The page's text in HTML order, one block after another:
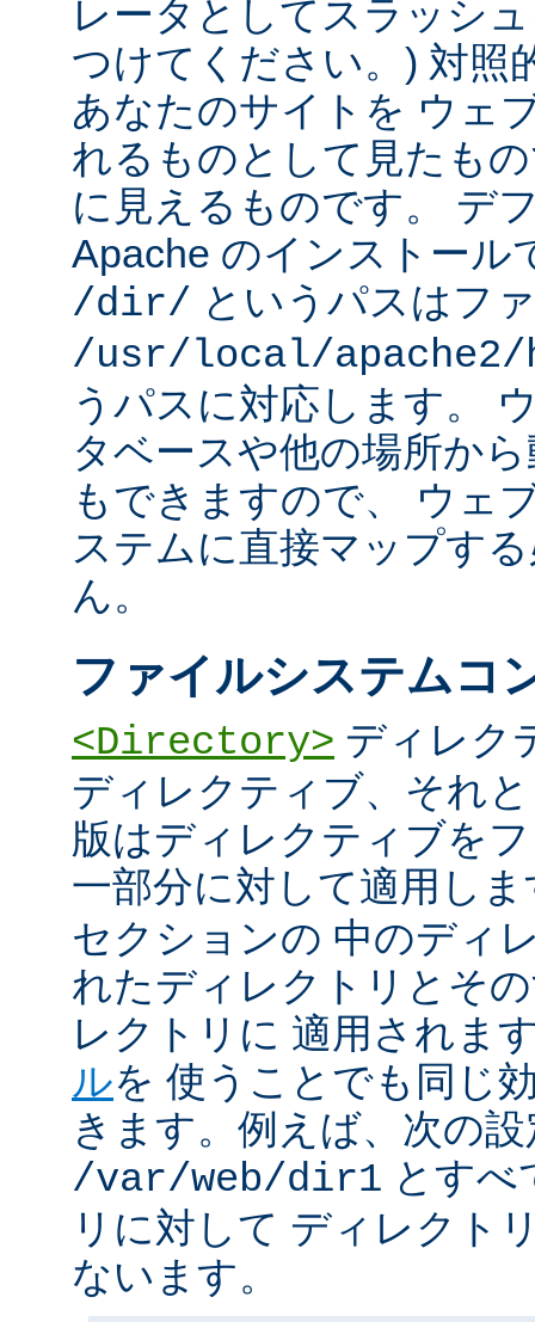
レータとしてスラッシ
つけてください。) 対照
あなたのサイトを ウェ
れるものとして見たも
に見えるものです。 デ
Apache のインストール
/dir/ というパスはフ
/usr/local/
うパスに対応します。
タベースや他の場所か
もできますので、 ウェ
ステムに直接マップす
ん。
ファイルシステムコ
<Directory> ディレク
ディレクティブ、それ
版はディレクティブを
一部分に対して適用し
セクションの 中のディ
れたディレクトリとそ
レクトリに 適用されま
ルを 使うことでも同じ
きます。例えば、次の
/var/web/dir1 とすべ
リに対して ディレクト
ないます。